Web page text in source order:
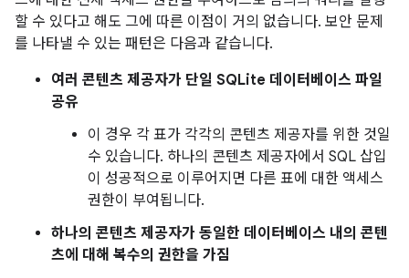
할 수 있다고 해도 그에 따른 이점이 거의 없습니다. 보안 문제
를 나타낼 수 있는 패턴은 다음과 같습니다.
여러 콘텐츠 제공자가 단일 SQLite 데이터베이스 파일
공유
이 경우 각 표가 각각의 콘텐츠 제공자를 위한 것일
수 있습니다. 하나의 콘텐츠 제공자에서 SQL 삽입
이 성공적으로 이루어지면 다른 표에 대한 액세스
권한이 부여됩니다.
하나의 콘텐츠 제공자가 동일한 데이터베이스 내의 콘텐
츠에 대해 복수의 권한을 가짐